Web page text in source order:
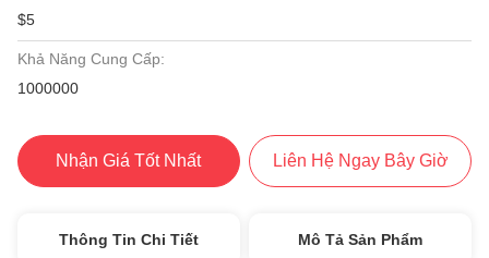
$5
Khả Năng Cung Cấp:
1000000
Nhận Giá Tốt Nhất Liên Hệ Ngay Bây Giờ
Thông Tin Chi Tiết Mô Tả Sản Phẩm